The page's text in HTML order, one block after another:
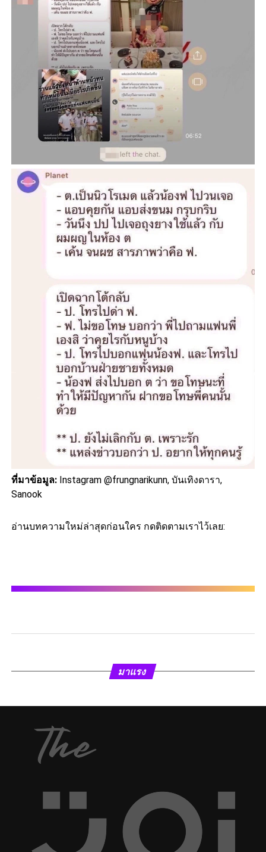
ที่มาข้อมูล:Instagram @frungnarikunn, บันเทิงดารา,
Sanook
อ่านบทความใหม่ล่าสุดก่อนใคร กดติดตามเราไว้เลย:
มาแรง